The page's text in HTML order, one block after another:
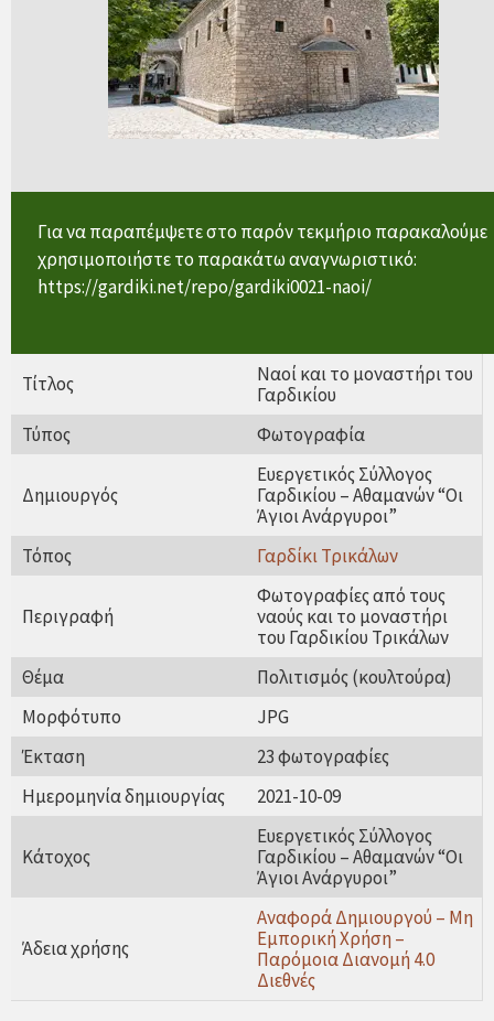
Για να παραπέμψετε στο παρόν τεκμήριο παρακαλούμε
χρησιμοποιήστε το παρακάτω αναγνωριστικό:
https://gardiki.net/repo/gardiki0021-naoi/
Τίτλος
Ναοί και το μοναστήρι του
Γαρδικίου
Τύπος
Φωτογραφία
Δημιουργός
Ευεργετικός Σύλλογος
Γαρδικίου – Αθαμανών “Οι
Άγιοι Ανάργυροι”
Τόπος
Γαρδίκι Τρικάλων
Περιγραφή
Φωτογραφίες από τους
ναούς και το μοναστήρι
του Γαρδικίου Τρικάλων
Θέμα
Πολιτισμός (κουλτούρα)
Μορφότυπο
JPG
Έκταση
23 φωτογραφίες
Ημερομηνία δημιουργίας
2021-10-09
Κάτοχος
Ευεργετικός Σύλλογος
Γαρδικίου – Αθαμανών “Οι
Άγιοι Ανάργυροι”
Άδεια χρήσης
Αναφορά Δημιουργού – Μη
Εμπορική Χρήση –
Παρόμοια Διανομή 4.0
Διεθνές